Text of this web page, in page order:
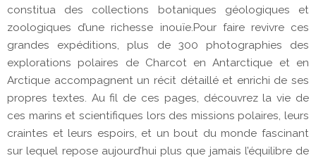
constitua des collections botaniques géologiques et
zoologiques d’une richesse inouïe.Pour faire revivre ces
grandes expéditions, plus de 300 photographies des
explorations polaires de Charcot en Antarctique et en
Arctique accompagnent un récit détaillé et enrichi de ses
propres textes. Au fil de ces pages, découvrez la vie de
ces marins et scientifiques lors des missions polaires, leurs
craintes et leurs espoirs, et un bout du monde fascinant
sur lequel repose aujourd’hui plus que jamais l’équilibre de